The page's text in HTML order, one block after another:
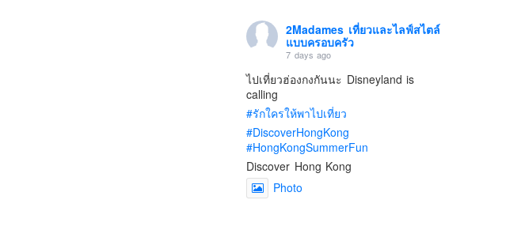
2Madames เที่ยวและไลฟ์สไตล์
แบบครอบครัว
7 days ago
ไปเที่ยวฮ่องกงกันนะ Disneyland is
calling
#รักใครให้พาไปเที่ยว
#DiscoverHongKong
#HongKongSummerFun
Discover Hong Kong
Photo